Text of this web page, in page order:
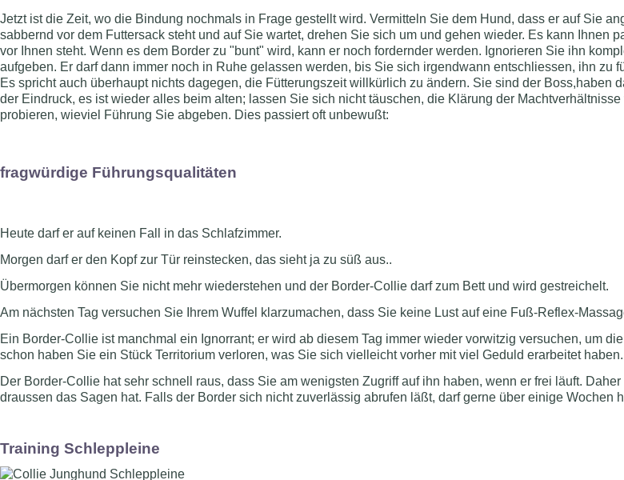
Jetzt ist die Zeit, wo die Bindung nochmals in Frage gestellt wird. Vermitteln Sie dem Hund, dass er auf Sie
sabbernd vor dem Futtersack steht und auf Sie wartet, drehen Sie sich um und gehen wieder. Es kann Ihnen
vor Ihnen steht. Wenn es dem Border zu "bunt" wird, kann er noch fordernder werden. Ignorieren Sie ihn
aufgeben. Er darf dann immer noch in Ruhe gelassen werden, bis Sie sich irgendwann entschliessen, ihn zu
Es spricht auch überhaupt nichts dagegen, die Fütterungszeit willkürlich zu ändern. Sie sind der Boss,haben
der Eindruck, es ist wieder alles beim alten; lassen Sie sich nicht täuschen, die Klärung der
probieren, wieviel Führung Sie abgeben. Dies passiert oft unbewußt:
fragwürdige Führungsqualitäten
Heute darf er auf keinen Fall in das Schlafzimmer.
Morgen darf er den Kopf zur Tür reinstecken, das sieht ja zu süß aus..
Übermorgen können Sie nicht mehr wiederstehen und der Border-Collie darf zum Bett und wird gestreichelt.
Am nächsten Tag versuchen Sie Ihrem Wuffel klarzumachen, dass Sie keine Lust auf eine Fuß-Reflex-
Ein Border-Collie ist manchmal ein Ignorrant; er wird ab diesem Tag immer wieder vorwitzig versuchen, um
schon haben Sie ein Stück Territorium verloren, was Sie sich vielleicht vorher mit viel Geduld erarbeitet haben.
Der Border-Collie hat sehr schnell raus, dass Sie am wenigsten Zugriff auf ihn haben, wenn er frei läuft.
draussen das Sagen hat. Falls der Border sich nicht zuverlässig abrufen läßt, darf gerne über einige Wochen
Training Schleppleine